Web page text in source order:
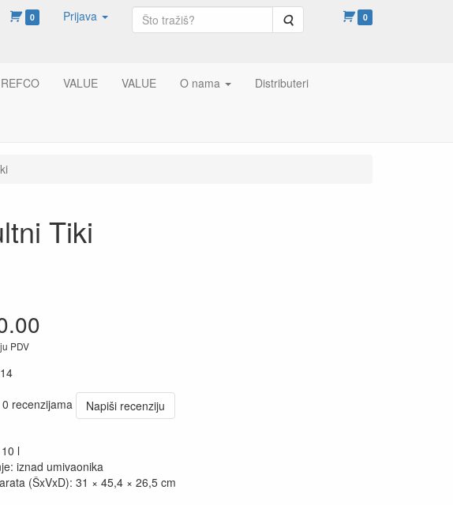
0 Prijava Pretraga 0
REFCO VALUE VALUE O nama Distributeri
Tiki
PDV
14
recenzijama
Napiši recenziju
l
iznad umivaonika
(ŠxVxD): 31 × 45,4 × 26,5 cm